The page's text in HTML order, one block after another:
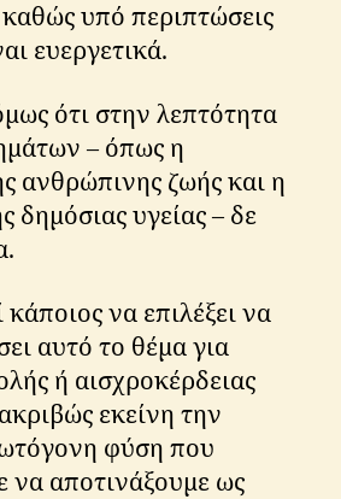
υπό περιπτώσεις
ευεργετικά.
ότι στην λεπτότητα
– όπως η
ανθρώπινης ζωής και η
δημόσιας υγείας – δε
κάποιος να επιλέξει να
αυτό το θέμα για
ή αισχροκέρδειας
εκείνη την
φύση που
να αποτινάξουμε ως